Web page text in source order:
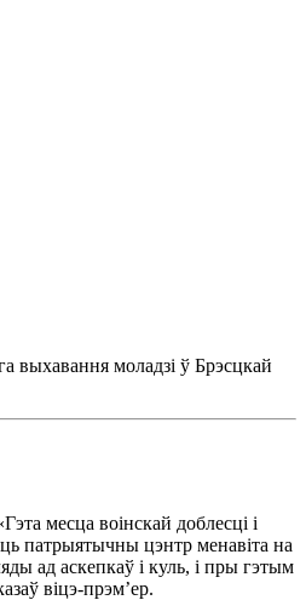
выхавання моладзі ў Брэсцкай
месца воінскай доблесці і
патрыятычны цэнтр менавіта на
ад аскепкаў і куль, і пры гэтым
віцэ-прэм’ер.